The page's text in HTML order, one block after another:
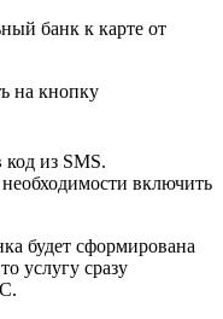
банк к карте от
на кнопку
из SMS.
включить
будет сформирована
услугу сразу